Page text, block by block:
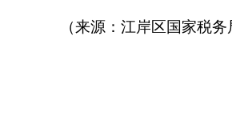
（来源： 江岸区国家税